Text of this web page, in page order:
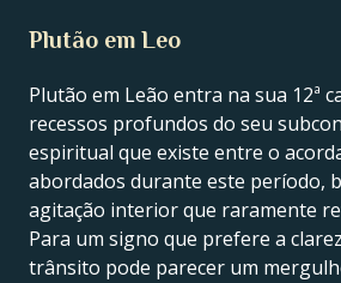
Plutão em Leo
Plutão em Leão entra na sua 12ª
recessos profundos do seu
espiritual que existe entre o
abordados durante este período,
agitação interior que raramente
Para um signo que prefere a
trânsito pode parecer um